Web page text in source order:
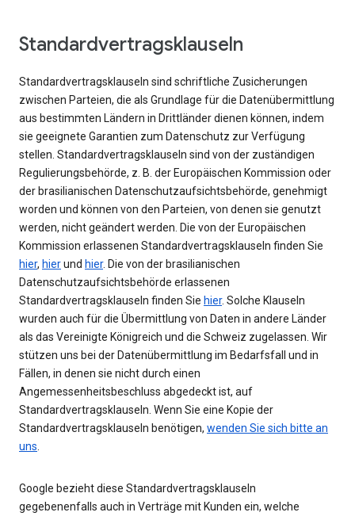
Standardvertragsklauseln
Standardvertragsklauseln sind schriftliche Zusicherungen
zwischen Parteien, die als Grundlage für die Datenübermittlung
aus bestimmten Ländern in Drittländer dienen können, indem
sie geeignete Garantien zum Datenschutz zur Verfügung
stellen. Standardvertragsklauseln sind von der zuständigen
Regulierungsbehörde, z. B. der Europäischen Kommission oder
der brasilianischen Datenschutzaufsichtsbehörde, genehmigt
worden und können von den Parteien, von denen sie genutzt
werden, nicht geändert werden. Die von der Europäischen
Kommission erlassenen Standardvertragsklauseln finden Sie
hier, hierund hier. Die von der brasilianischen
Datenschutzaufsichtsbehörde erlassenen
Standardvertragsklauseln finden Sie hier. Solche Klauseln
wurden auch für die Übermittlung von Daten in andere Länder
als das Vereinigte Königreich und die Schweiz zugelassen. Wir
stützen uns bei der Datenübermittlung im Bedarfsfall und in
Fällen, in denen sie nicht durch einen
Angemessenheitsbeschluss abgedeckt ist, auf
Standardvertragsklauseln. Wenn Sie eine Kopie der
Standardvertragsklauseln benötigen, wenden Sie sich bitte an
uns.
Google bezieht diese Standardvertragsklauseln
gegebenenfalls auch in Verträge mit Kunden ein, welche